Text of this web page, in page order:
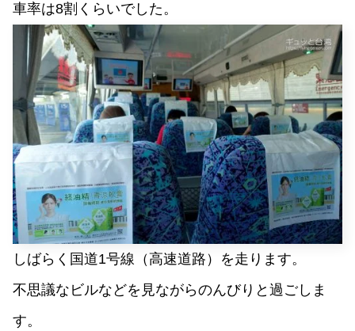
車率は8割くらいでした。
しばらく国道1号線（高速道路）を走ります。
不思議なビルなどを見ながらのんびりと過ごしま
す。